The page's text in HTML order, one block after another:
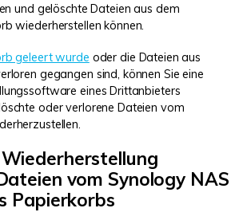
und gelöschte Dateien aus dem
wiederherstellen können.
geleert wurde oder die Dateien aus
gegangen sind, können Sie eine
eines Drittanbieters
oder verlorene Dateien vom
vom Synology NAS
Papierkorbs